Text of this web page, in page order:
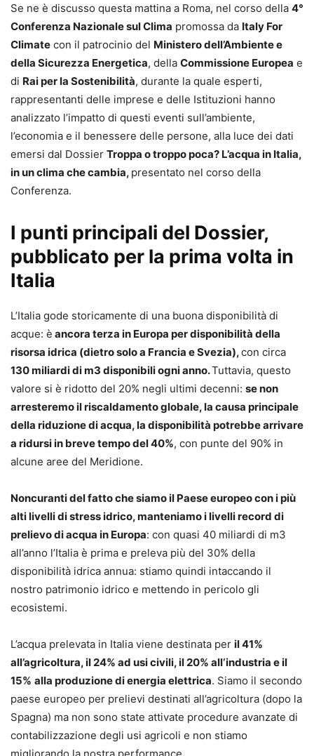
Se ne è discusso questa mattina a Roma, nel corso della 4°
Conferenza Nazionale sul Clima promossa da Italy For
Climate con il patrocinio del Ministero dell’Ambiente e
della Sicurezza Energetica, della Commissione Europea e
di Rai per la Sostenibilità, durante la quale esperti,
rappresentanti delle imprese e delle Istituzioni hanno
analizzato l’impatto di questi eventi sull’ambiente,
l’economia e il benessere delle persone, alla luce dei dati
emersi dal Dossier Troppa o troppo poca? L’acqua in Italia,
in un clima che cambia, presentato nel corso della
Conferenza.
I punti principali del Dossier,
pubblicato per la prima volta in
Italia
L’Italia gode storicamente di una buona disponibilità di
acque: è ancora terza in Europa per disponibilità della
risorsa idrica (dietro solo a Francia e Svezia),con circa
130 miliardi di m3 disponibili ogni anno.Tuttavia, questo
valore si è ridotto del 20% negli ultimi decenni: se non
arresteremo il riscaldamento globale, la causa principale
della riduzione di acqua, la disponibilità potrebbe arrivare
a ridursi in breve tempo del 40%, con punte del 90% in
alcune aree del Meridione.
Noncuranti del fatto che siamo il Paese europeo con i più
alti livelli di stress idrico, manteniamo i livelli record di
prelievo di acqua in Europa: con quasi 40 miliardi di m3
all’anno l’Italia è prima e preleva più del 30% della
disponibilità idrica annua: stiamo quindi intaccando il
nostro patrimonio idrico e mettendo in pericolo gli
ecosistemi.
L’acqua prelevata in Italia viene destinata per il 41%
all’agricoltura, il 24% ad usi civili, il 20% all‘industria e il
15% alla produzione di energia elettrica. Siamo il secondo
paese europeo per prelievi destinati all’agricoltura (dopo la
Spagna) ma non sono state attivate procedure avanzate di
contabilizzazione degli usi agricoli e non stiamo